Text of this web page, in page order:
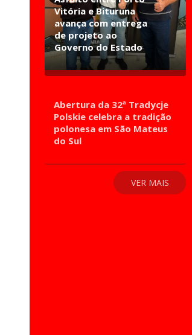
Vitória e Bituruna
avança com entrega
de projeto ao
Governo do Estado
Abertura da 32ª Tradycje
Polskie celebra a tradição
polonesa em São Mateus
do Sul
VER MAIS